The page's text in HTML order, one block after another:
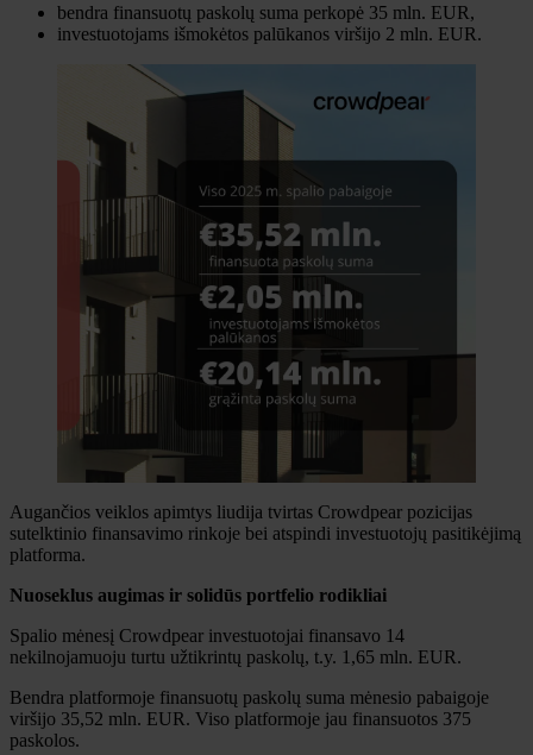
bendra finansuotų paskolų suma perkopė 35 mln. EUR,
investuotojams išmokėtos palūkanos viršijo 2 mln. EUR.
Augančios veiklos apimtys liudija tvirtas Crowdpear pozicijas
sutelktinio finansavimo rinkoje bei atspindi investuotojų pasitikėjimą
platforma.
Nuoseklus augimas ir solidūs portfelio rodikliai
Spalio mėnesį Crowdpear investuotojai finansavo 14
nekilnojamuoju turtu užtikrintų paskolų, t.y. 1,65 mln. EUR.
Bendra platformoje finansuotų paskolų suma mėnesio pabaigoje
viršijo 35,52 mln. EUR. Viso platformoje jau finansuotos 375
paskolos.